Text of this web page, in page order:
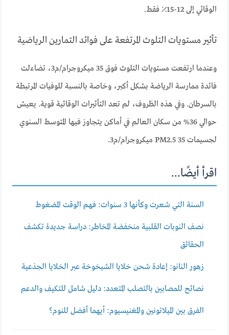
الوقائي إلى 12-15٪ فقط.
تأثير مستويات التلوث المرتفعة على فوائد التمارين الرياضية
وعندما ارتفعت مستويات التلوث فوق 35 ميكروجرام/م3، تضاءلت
فائدة ممارسة الرياضة بشكل أكبر، وخاصة بالنسبة للوفيات المرتبطة
بالسرطان. وفي هذه الظروف، لم تعد التأثيرات الوقائية قوية. يعيش
حوالي 36% من سكان العالم في أماكن يتجاوز فيها المتوسط ​​السنوي
لجسيمات PM2.5 35 ميكروجرام/م3.
اقرأ أيضًا...
السنة التي شعرت وكأنها 3 سنوات: فهم الوقت المضغوط
نصف النوبات القلبية منخفضة المخاطر: دراسة جديدة تكشف
الحقائق
زهور النانو: إعادة شحن خلايا الشيخوخة عبر الخلايا الجذعية
نصائح للمصابين بالتصلب المتعدد: دليل شامل للتكيف والدعم
الفرق بين الميلاتونين والمغنيسيوم: أيهما أفضل للنوم؟